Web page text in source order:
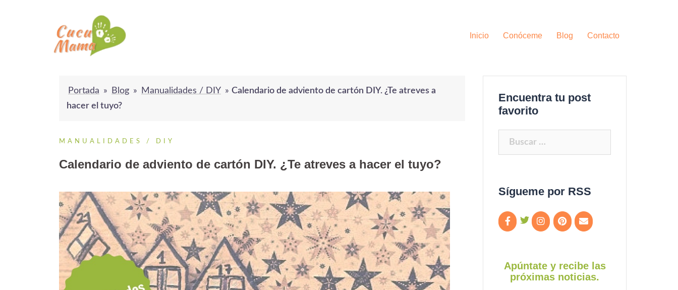
Inicio Conóceme Blog Contacto
Portada » Blog » Manualidades / DIY » Calendario de adviento de cartón DIY. ¿Te atreves a
hacer el tuyo?
MANUALIDADES / DIY
Calendario de adviento de cartón DIY. ¿Te atreves a hacer el tuyo?
Encuentra tu post
favorito
Buscar:
Sígueme por RSS
Apúntate y recibe las
próximas noticias.